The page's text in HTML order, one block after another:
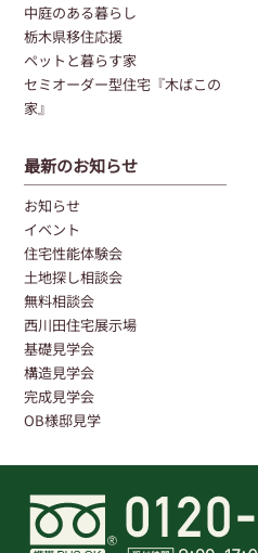
中庭のある暮らし
栃木県移住応援
ペットと暮らす家
セミオーダー型住宅『木ばこの
家』
最新のお知らせ
お知らせ
イベント
住宅性能体験会
土地探し相談会
無料相談会
西川田住宅展示場
基礎見学会
構造見学会
完成見学会
OB様邸見学